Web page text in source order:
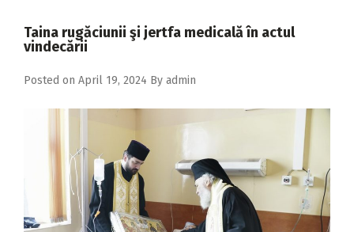
2017
Taina rugăciunii şi jertfa medicală în actul
vindecării
Posted on April 19, 2024 By admin